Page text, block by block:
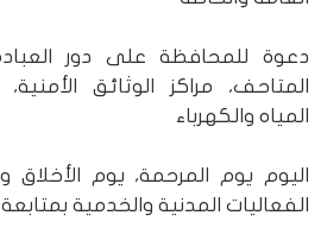
دعوة للمحافظة على دور
المتاحف، مراكز الوثائق
المياه والكهرباء
اليوم يوم المرحمة، يوم
الفعاليات المدنية والخدمية